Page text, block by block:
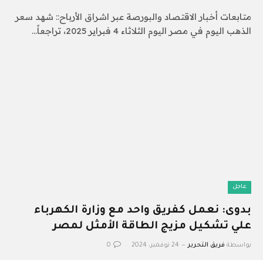
متابعات أخبار الاقتصاد والبورصة عبر اشراق الأرباح:: شهد سعر
الذهب اليوم في مصر اليوم الثلاثاء 4 فبراير 2025، تراجعاً…
عاجل
بدوى: نعمل كفريق واحد مع وزارة الكهرباء
علي تشكيل مزيج الطاقة الأمثل لمصر
بواسطة فريق التحرير 24 نوفمبر، 2024 0